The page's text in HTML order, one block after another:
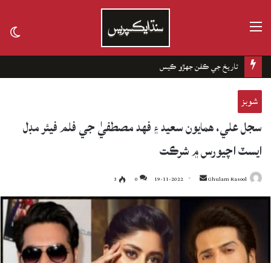
تاريخ جي ڪفن جھڙو ڪيس
شوبز
سجل علي، همايون سعيد ۽ فهد مصطفيٰ جي فلم فيئر مڊل
ايسٽ اچيورس ۾ شرڪت
Ghulam Rasool
Send
an
19-11-2022
0
3